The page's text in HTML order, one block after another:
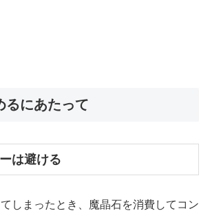
るにあたって
は避ける
しまったとき、魔晶石を消費してコン